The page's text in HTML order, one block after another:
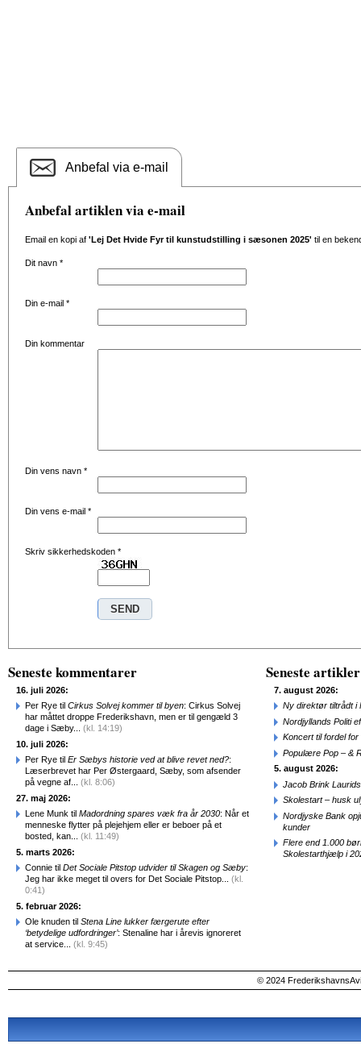
Anbefal via e-mail
Anbefal artiklen via e-mail
Email en kopi af 'Lej Det Hvide Fyr til kunstudstilling i sæsonen 2025' til en
Dit navn *
Din e-mail *
Din kommentar
Din vens navn *
Din vens e-mail *
Skriv sikkerhedskoden *
Seneste kommentarer
16. juli 2026:
Per Rye til Cirkus Solvej kommer til byen: Cirkus Solvej
har måttet droppe Frederikshavn, men er til gengæld 3
dage i Sæby... (kl. 14:19)
10. juli 2026:
Per Rye til Er Sæbys historie ved at blive revet ned?:
Læserbrevet har Per Østergaard, Sæby, som afsender
på vegne af... (kl. 8:06)
27. maj 2026:
Lene Munk til Madordning spares væk fra år 2030: Når et
menneske flytter på plejehjem eller er beboer på et
bosted, kan... (kl. 11:49)
5. marts 2026:
Connie til Det Sociale Pitstop udvider til Skagen og Sæby:
Jeg har ikke meget til overs for Det Sociale Pitstop... (kl.
0:41)
5. februar 2026:
Ole knuden til Stena Line lukker færgerute efter
‘betydelige udfordringer’: Stenaline har i årevis ignoreret
at service... (kl. 9:45)
Seneste artikler
7. august 2026:
Ny direktør tiltrådt i
Nordjyllands Politi
Koncert til fordel
Populære Pop – &
5. august 2026:
Jacob Brink
Skolestart – husk
Nordjyske Bank
kunder
Flere end 1.000
Skolestarthjælp i
© 2024